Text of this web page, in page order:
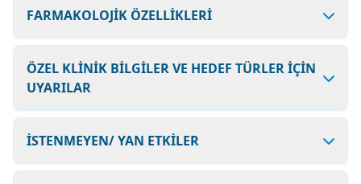
FARMAKOLOJİK ÖZELLİKLERİ
ÖZEL KLİNİK BİLGİLER VE HEDEF TÜRLER İÇİN
UYARILAR
İSTENMEYEN/ YAN ETKİLER